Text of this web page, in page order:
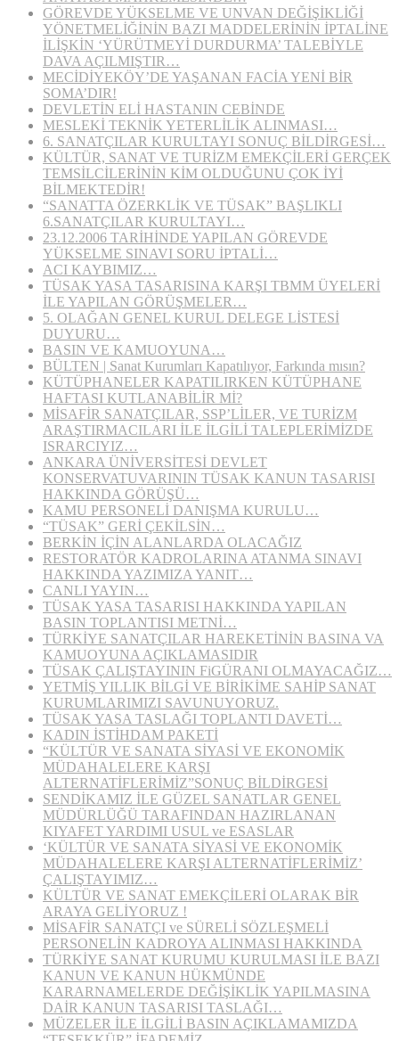
GÖREVDE YÜKSELME VE UNVAN DEĞİŞİKLİĞİ
YÖNETMELİĞİNİN BAZI MADDELERİNİN İPTALİNE
İLİŞKİN ‘YÜRÜTMEYİ DURDURMA’ TALEBİYLE
DAVA AÇILMIŞTIR…
MECİDİYEKÖY’DE YAŞANAN FACİA YENİ BİR
SOMA’DIR!
DEVLETİN ELİ HASTANIN CEBİNDE
MESLEKİ TEKNİK YETERLİLİK ALINMASI…
6. SANATÇILAR KURULTAYI SONUÇ BİLDİRGESİ…
KÜLTÜR, SANAT VE TURİZM EMEKÇİLERİ GERÇEK
TEMSİLCİLERİNİN KİM OLDUĞUNU ÇOK İYİ
BİLMEKTEDİR!
“SANATTA ÖZERKLİK VE TÜSAK” BAŞLIKLI
6.SANATÇILAR KURULTAYI…
23.12.2006 TARİHİNDE YAPILAN GÖREVDE
YÜKSELME SINAVI SORU İPTALİ…
ACI KAYBIMIZ…
TÜSAK YASA TASARISINA KARŞI TBMM ÜYELERİ
İLE YAPILAN GÖRÜŞMELER…
5. OLAĞAN GENEL KURUL DELEGE LİSTESİ
DUYURU…
BASIN VE KAMUOYUNA…
BÜLTEN | Sanat Kurumları Kapatılıyor, Farkında mısın?
KÜTÜPHANELER KAPATILIRKEN KÜTÜPHANE
HAFTASI KUTLANABİLİR Mİ?
MİSAFİR SANATÇILAR, SSP’LİLER, VE TURİZM
ARAŞTIRMACILARI İLE İLGİLİ TALEPLERİMİZDE
ISRARCIYIZ…
ANKARA ÜNİVERSİTESİ DEVLET
KONSERVATUVARININ TÜSAK KANUN TASARISI
HAKKINDA GÖRÜŞÜ…
KAMU PERSONELİ DANIŞMA KURULU…
“TÜSAK” GERİ ÇEKİLSİN…
BERKİN İÇİN ALANLARDA OLACAĞIZ
RESTORATÖR KADROLARINA ATANMA SINAVI
HAKKINDA YAZIMIZA YANIT…
CANLI YAYIN…
TÜSAK YASA TASARISI HAKKINDA YAPILAN
BASIN TOPLANTISI METNİ…
TÜRKİYE SANATÇILAR HAREKETİNİN BASINA VA
KAMUOYUNA AÇIKLAMASIDIR
TÜSAK ÇALIŞTAYININ FiGÜRANI OLMAYACAĞIZ…
YETMİŞ YILLIK BİLGİ VE BİRİKİME SAHİP SANAT
KURUMLARIMIZI SAVUNUYORUZ.
TÜSAK YASA TASLAĞI TOPLANTI DAVETİ…
KADIN İSTİHDAM PAKETİ
“KÜLTÜR VE SANATA SİYASİ VE EKONOMİK
MÜDAHALELERE KARŞI
ALTERNATİFLERİMİZ”SONUÇ BİLDİRGESİ
SENDİKAMIZ İLE GÜZEL SANATLAR GENEL
MÜDÜRLÜĞÜ TARAFINDAN HAZIRLANAN
KIYAFET YARDIMI USUL ve ESASLAR
‘KÜLTÜR VE SANATA SİYASİ VE EKONOMİK
MÜDAHALELERE KARŞI ALTERNATİFLERİMİZ’
ÇALIŞTAYIMIZ…
KÜLTÜR VE SANAT EMEKÇİLERİ OLARAK BİR
ARAYA GELİYORUZ !
MİSAFİR SANATÇI ve SÜRELİ SÖZLEŞMELİ
PERSONELİN KADROYA ALINMASI HAKKINDA
TÜRKİYE SANAT KURUMU KURULMASI İLE BAZI
KANUN VE KANUN HÜKMÜNDE
KARARNAMELERDE DEĞİŞİKLİK YAPILMASINA
DAİR KANUN TASARISI TASLAĞI…
MÜZELER İLE İLGİLİ BASIN AÇIKLAMAMIZDA